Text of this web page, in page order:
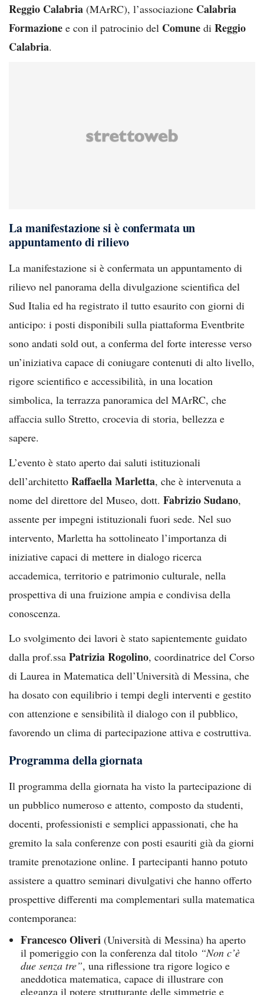
Reggio Calabria (MArRC), l’associazione Calabria
Formazione e con il patrocinio del Comune di Reggio
Calabria.
La manifestazione si è confermata un
appuntamento di rilievo
La manifestazione si è confermata un appuntamento di
rilievo nel panorama della divulgazione scientifica del
Sud Italia ed ha registrato il tutto esaurito con giorni di
anticipo: i posti disponibili sulla piattaforma Eventbrite
sono andati sold out, a conferma del forte interesse verso
un’iniziativa capace di coniugare contenuti di alto livello,
rigore scientifico e accessibilità, in una location
simbolica, la terrazza panoramica del MArRC, che
affaccia sullo Stretto, crocevia di storia, bellezza e
sapere.
L’evento è stato aperto dai saluti istituzionali
dell’architetto Raffaella Marletta, che è intervenuta a
nome del direttore del Museo, dott. Fabrizio Sudano,
assente per impegni istituzionali fuori sede. Nel suo
intervento, Marletta ha sottolineato l’importanza di
iniziative capaci di mettere in dialogo ricerca
accademica, territorio e patrimonio culturale, nella
prospettiva di una fruizione ampia e condivisa della
conoscenza.
Lo svolgimento dei lavori è stato sapientemente guidato
dalla prof.ssa Patrizia Rogolino, coordinatrice del Corso
di Laurea in Matematica dell’Università di Messina, che
ha dosato con equilibrio i tempi degli interventi e gestito
con attenzione e sensibilità il dialogo con il pubblico,
favorendo un clima di partecipazione attiva e costruttiva.
Programma della giornata
Il programma della giornata ha visto la partecipazione di
un pubblico numeroso e attento, composto da studenti,
docenti, professionisti e semplici appassionati, che ha
gremito la sala conferenze con posti esauriti già da giorni
tramite prenotazione online. I partecipanti hanno potuto
assistere a quattro seminari divulgativi che hanno offerto
prospettive differenti ma complementari sulla matematica
contemporanea:
Francesco Oliveri (Università di Messina) ha aperto
il pomeriggio con la conferenza dal titolo “Non c’è
due senza tre”, una riflessione tra rigore logico e
aneddotica matematica, capace di illustrare con
eleganza il potere strutturante delle simmetrie e